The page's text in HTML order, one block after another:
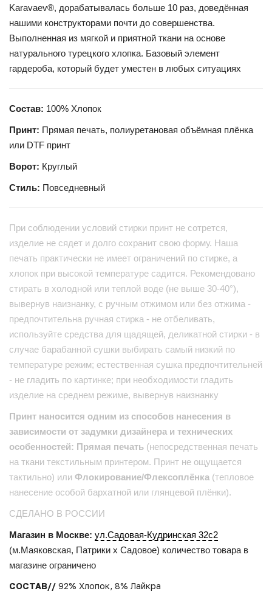
Karavaev®, дорабатывалась больше 10 раз, доведённая
нашими конструкторами почти до совершенства.
Выполненная из мягкой и приятной ткани на основе
натурального турецкого хлопка. Базовый элемент
гардероба, который будет уместен в любых ситуациях
Состав: 100% Хлопок
Принт: Прямая печать, полиуретановая объёмная плёнка
или DTF принт
Ворот: Круглый
Стиль: Повседневный
При соблюдении условий стирки принт не сотрется,
изделие не сядет и долго сохранит свою форму. Наша
печать практически не имеет ограничений по стирке, а
хлопок при высокой температуре садится. Рекомендовано
стирать в холодной или теплой воде (не выше 30-40°),
вывернув наизнанку, с ручным отжимом или без отжима -
предпочтительна ручная стирка - не отбеливать,
используйте средства для щадящей, деликатной стирки - в
случае барабанной сушки выбирать самый низкий по
температуре режим; естественная сушка предпочтительней
- не гладить по картинке; при необходимости гладить
изделие на среднем режиме, вывернув наизнанку
Принт наносится одним из способов нанесения в
зависимости от задумки дизайнера и технических
особенностей: Прямая печать (непосредственная печать
на ткани текстильным принтером. Принт не ощущается
тактильно) или Флокирование/Флексоплёнка (тепловое
нанесение особой бархатной или глянцевой плёнки).
СДЕЛАНО В РОССИИ
Магазин в Москве: ул.Садовая-Кудринская 32с2
(м.Маяковская, Патрики x Садовое) количество товара в
магазине ограничено
СОСТАВ// 92% Хлопок, 8% Лайкра